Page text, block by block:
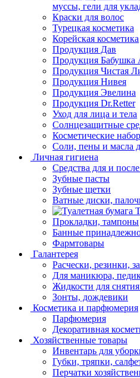
муссы, гели для
Краски для волос
Турецкая косметика
Корейская косметика
Продукция Дав
Продукция Бабушка
Продукция Чистая
Продукция Нивея
Продукция Эвелина
Продукция Dr.Retter
Уход для лица и тела
Солнцезащитные
Косметические
Соли, пены и масла
Личная гигиена
Средства для и
Зубные пасты
Зубные щетки
Ватные диски,
Прокладки, тампоны
Банные
Фармтовары
Галантерея
Расчески, резинки,
Для маникюра,
Жидкости для снятия
Зонты, дождевики
Косметика и парфюмерия
Парфюмерия
Декоративная
Хозяйственные товары
Инвентарь для
Губки, тряпки,
Перчатки